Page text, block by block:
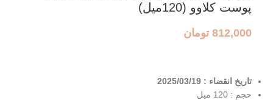
پوست کلاوو (120میل)
812,000 تومان
تاریخ انقضاء : 2025/03/19
حجم : 120 میل